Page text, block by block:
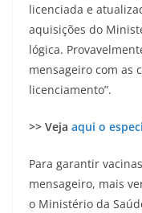
licenciada e
aquisições do
lógica.
mensageiro com as
licenciamento”.
>> Veja aqui o
Para garantir
mensageiro, mais
o Ministério da